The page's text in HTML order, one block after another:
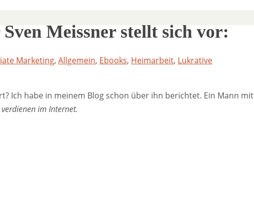
Meissner stellt sich vor:
Marketing, Allgemein, Ebooks, Heimarbeit, Lukrative
Ich habe in meinem Blog schon über ihn berichtet. Ein Mann mit
verdienen im Internet.